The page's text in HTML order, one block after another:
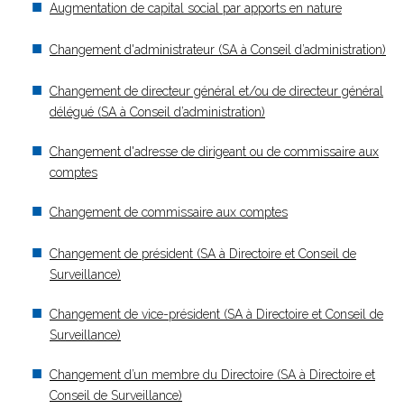
Augmentation de capital social par apports en nature
Changement d'administrateur (SA à Conseil d’administration)
Changement de directeur général et/ou de directeur général
délégué (SA à Conseil d’administration)
Changement d'adresse de dirigeant ou de commissaire aux
comptes
Changement de commissaire aux comptes
Changement de président (SA à Directoire et Conseil de
Surveillance)
Changement de vice-président (SA à Directoire et Conseil de
Surveillance)
Changement d’un membre du Directoire (SA à Directoire et
Conseil de Surveillance)